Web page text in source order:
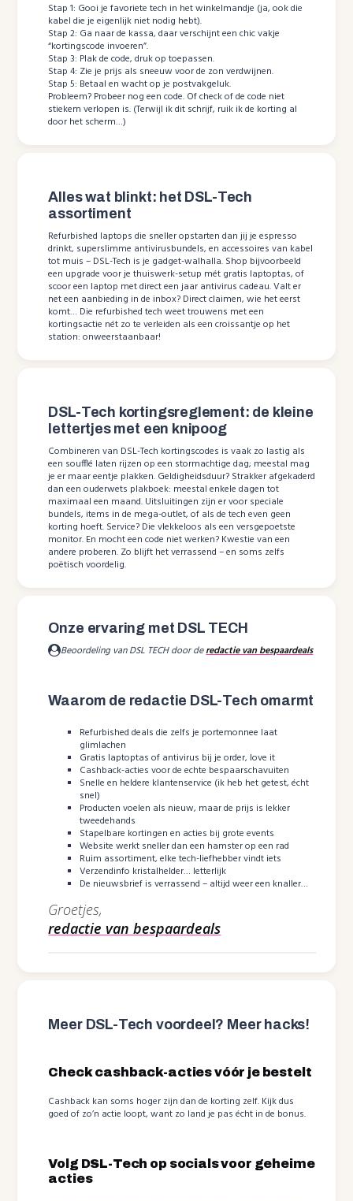
Stap 1: Gooi je favoriete tech in het winkelmandje (ja, ook die
kabel die je eigenlijk niet nodig hebt).
Stap 2: Ga naar de kassa, daar verschijnt een chic vakje
“kortingscode invoeren”.
Stap 3: Plak de code, druk op toepassen.
Stap 4: Zie je prijs als sneeuw voor de zon verdwijnen.
Stap 5: Betaal en wacht op je postvakgeluk.
Probleem? Probeer nog een code. Of check of de code niet
stiekem verlopen is. (Terwijl ik dit schrijf, ruik ik de korting al
door het scherm…)
Alles wat blinkt: het DSL-Tech
assortiment
Refurbished laptops die sneller opstarten dan jij je espresso
drinkt, superslimme antivirusbundels, en accessoires van kabel
tot muis – DSL-Tech is je gadget-walhalla. Shop bijvoorbeeld
een upgrade voor je thuiswerk-setup mét gratis laptoptas, of
scoor een laptop met direct een jaar antivirus cadeau. Valt er
net een aanbieding in de inbox? Direct claimen, wie het eerst
komt… Die refurbished tech weet trouwens met een
kortingsactie nét zo te verleiden als een croissantje op het
station: onweerstaanbaar!
DSL-Tech kortingsreglement: de kleine
lettertjes met een knipoog
Combineren van DSL-Tech kortingscodes is vaak zo lastig als
een soufflé laten rijzen op een stormachtige dag; meestal mag
je er maar eentje plakken. Geldigheidsduur? Strakker afgekaderd
dan een ouderwets plakboek: meestal enkele dagen tot
maximaal een maand. Uitsluitingen zijn er voor speciale
bundels, items in de mega-outlet, of als de tech even geen
korting hoeft. Service? Die vlekkeloos als een versgepoetste
monitor. En mocht een code niet werken? Kwestie van een
andere proberen. Zo blijft het verrassend – en soms zelfs
poëtisch voordelig.
Onze ervaring met DSL TECH
Beoordeling van DSL TECH door deredactie van bespaardeals
Waarom de redactie DSL-Tech omarmt
Refurbished deals die zelfs je portemonnee laat
glimlachen
Gratis laptoptas of antivirus bij je order, love it
Cashback-acties voor de echte bespaarschavuiten
Snelle en heldere klantenservice (ik heb het getest, écht
snel)
Producten voelen als nieuw, maar de prijs is lekker
tweedehands
Stapelbare kortingen en acties bij grote events
Website werkt sneller dan een hamster op een rad
Ruim assortiment, elke tech-liefhebber vindt iets
Verzendinfo kristalhelder… letterlijk
De nieuwsbrief is verrassend – altijd weer een knaller…
Groetjes,
redactie van bespaardeals
Meer DSL-Tech voordeel? Meer hacks!
Check cashback-acties vóór je bestelt
Cashback kan soms hoger zijn dan de korting zelf. Kijk dus
goed of zo’n actie loopt, want zo land je pas écht in de bonus.
Volg DSL-Tech op socials voor geheime
acties